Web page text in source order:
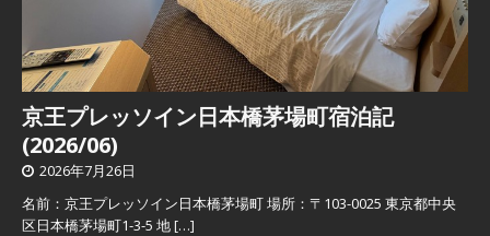
京王プレッソイン日本橋茅場町宿泊記
(2026/06)
2026年7月26日
名前：京王プレッソイン日本橋茅場町 場所：〒103-0025 東京都中央
区日本橋茅場町1-3-5 地[…]